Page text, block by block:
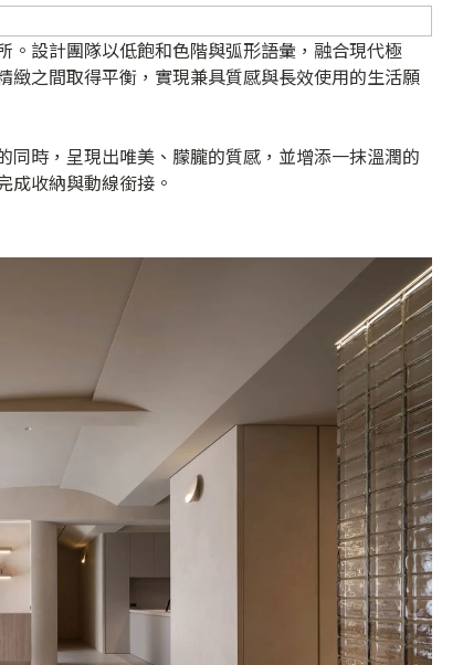
設計團隊以低飽和色階與弧形語彙，融合現代極
之間取得平衡，實現兼具質感與長效使用的生活願
時，呈現出唯美、朦朧的質感，並增添一抹溫潤的
成收納與動線銜接。